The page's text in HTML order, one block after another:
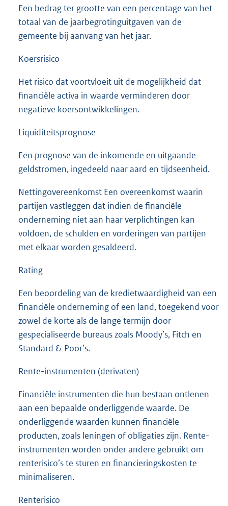
Een bedrag ter grootte van een percentage van het
totaal van de jaarbegrotinguitgaven van de
gemeente bij aanvang van het jaar.
Koersrisico
Het risico dat voortvloeit uit de mogelijkheid dat
financiële activa in waarde verminderen door
negatieve koersontwikkelingen.
Liquiditeitsprognose
Een prognose van de inkomende en uitgaande
geldstromen, ingedeeld naar aard en tijdseenheid.
Nettingovereenkomst Een overeenkomst waarin
partijen vastleggen dat indien de financiële
onderneming niet aan haar verplichtingen kan
voldoen, de schulden en vorderingen van partijen
met elkaar worden gesaldeerd.
Rating
Een beoordeling van de kredietwaardigheid van een
financiële onderneming of een land, toegekend voor
zowel de korte als de lange termijn door
gespecialiseerde bureaus zoals Moody’s, Fitch en
Standard & Poor’s.
Rente-instrumenten (derivaten)
Financiële instrumenten die hun bestaan ontlenen
aan een bepaalde onderliggende waarde. De
onderliggende waarden kunnen financiële
producten, zoals leningen of obligaties zijn. Rente-
instrumenten worden onder andere gebruikt om
renterisico’s te sturen en financieringskosten te
minimaliseren.
Renterisico